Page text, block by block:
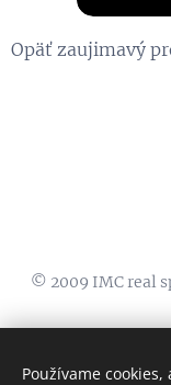
Opäť zaujimavý
© 2009 IMC real
Používame